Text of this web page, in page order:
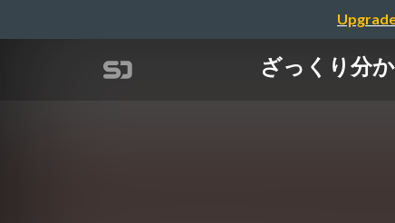
ざっくり分